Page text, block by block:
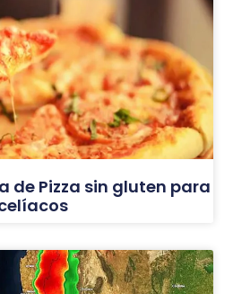
de Pizza sin gluten para